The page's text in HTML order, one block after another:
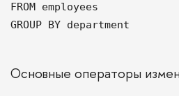
FROM employees
GROUP BY department
Основные операторы